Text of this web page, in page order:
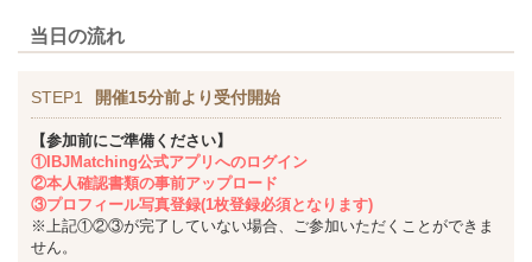
当日の流れ
STEP1 開催15分前より受付開始
【参加前にご準備ください】
①IBJMatching公式アプリへのログイン
②本人確認書類の事前アップロード
③プロフィール写真登録(1枚登録必須となります)
※上記①②③が完了していない場合、ご参加いただくことができま
せん。